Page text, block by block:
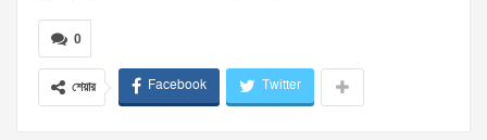
0
শেয়ার Facebook Twitter